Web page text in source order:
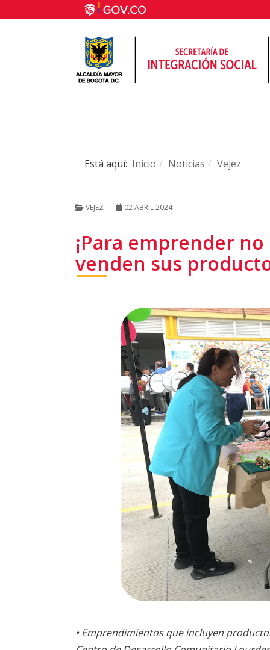
Está aquí: Inicio Noticias Vejez
VEJEZ 02 ABRIL 2024
¡Para emprender
venden sus
• Emprendimientos que incluyen